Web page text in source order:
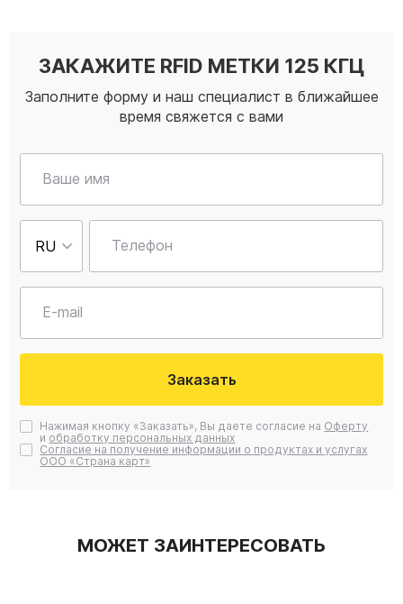
ЗАКАЖИТЕ RFID МЕТКИ 125 КГЦ
Заполните форму и наш специалист в ближайшее
время свяжется с вами
Ваше имя
Телефон
E-mail
Заказать
Нажимая кнопку «Заказать», Вы даете согласие на Оферту
и обработку персональных данных
Согласие на получение информации о продуктах и услугах
ООО «Страна карт»
МОЖЕТ ЗАИНТЕРЕСОВАТЬ